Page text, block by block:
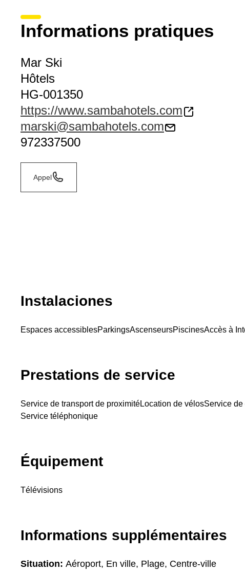
Informations pratiques
Mar Ski
Hôtels
HG-001350
https://www.sambahotels.com
marski@sambahotels.com
972337500
Appel
Instalaciones
Espaces accessiblesParkingsAscenseursPiscinesAccès à
Prestations de service
Service de transport de proximitéLocation de vélosService de
Service téléphonique
Équipement
Télévisions
Informations supplémentaires
Situation: Aéroport, En ville, Plage, Centre-ville